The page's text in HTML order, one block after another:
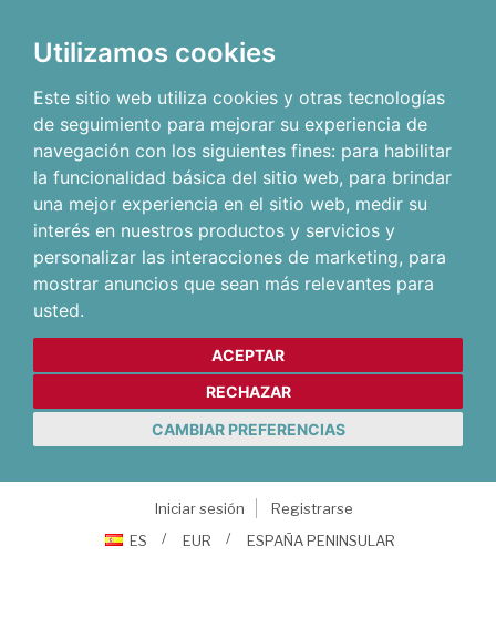
Utilizamos cookies
Este sitio web utiliza cookies y otras tecnologías
de seguimiento para mejorar su experiencia de
navegación con los siguientes fines: para habilitar
la funcionalidad básica del sitio web, para brindar
una mejor experiencia en el sitio web, medir su
interés en nuestros productos y servicios y
personalizar las interacciones de marketing, para
mostrar anuncios que sean más relevantes para
usted.
ACEPTAR
RECHAZAR
CAMBIAR PREFERENCIAS
Iniciar sesión
Registrarse
ES
EUR ESPAÑA PENINSULAR